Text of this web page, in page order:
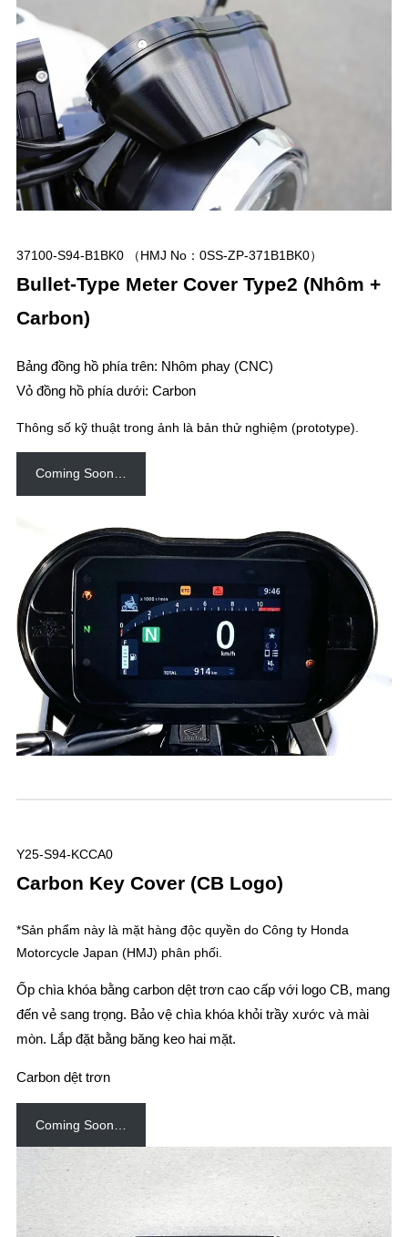
37100-S94-B1BK0 （HMJ No：0SS-ZP-371B1BK0）
Bullet-Type Meter Cover Type2 (Nhôm +
Carbon)
Bảng đồng hồ phía trên: Nhôm phay (CNC)
Vỏ đồng hồ phía dưới: Carbon
Thông số kỹ thuật trong ảnh là bản thử nghiệm (prototype).
Coming Soon…
Y25-S94-KCCA0
Carbon Key Cover (CB Logo)
*Sản phẩm này là mặt hàng độc quyền do Công ty Honda
Motorcycle Japan (HMJ) phân phối.
Ốp chìa khóa bằng carbon dệt trơn cao cấp với logo CB, mang
đến vẻ sang trọng. Bảo vệ chìa khóa khỏi trầy xước và mài
mòn. Lắp đặt bằng băng keo hai mặt.
Carbon dệt trơn
Coming Soon…